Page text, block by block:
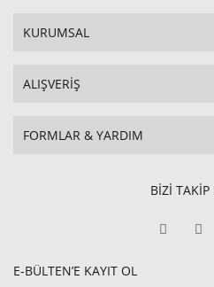
KURUMSAL
ALIŞVERİŞ
FORMLAR & YARDIM
BİZİ TAKİP
E-BÜLTEN’E KAYIT OL